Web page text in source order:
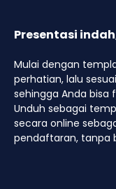
Presentasi
Mulai dengan
perhatian, lalu
sehingga Anda bisa
Unduh sebagai
secara online
pendaftaran, tanpa